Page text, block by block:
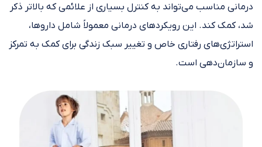
درمانی مناسب می‌تواند به کنترل بسیاری از علائمی که بالاتر ذکر
شد، کمک کند. این رویکردهای درمانی معمولاً شامل داروها،
استراتژی‌های رفتاری خاص و تغییر سبک زندگی برای کمک به تمرکز
و سازمان‌دهی است.